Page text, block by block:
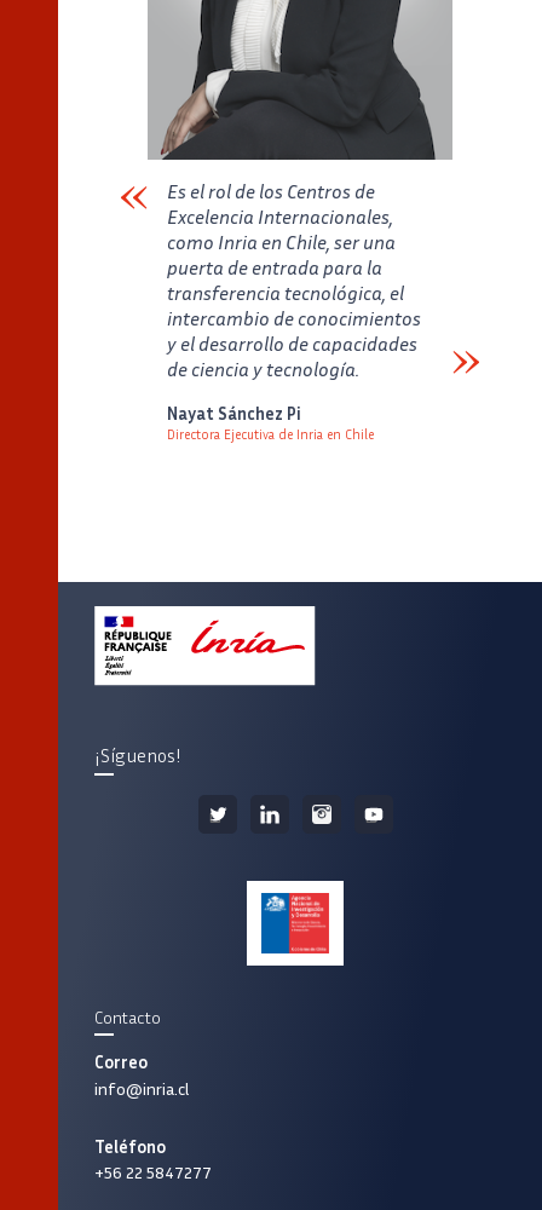
Es el rol de los Centros de
Excelencia Internacionales,
como Inria en Chile, ser una
puerta de entrada para la
transferencia tecnológica, el
intercambio de conocimientos
y el desarrollo de capacidades
de ciencia y tecnología.
Nayat Sánchez Pi
Directora Ejecutiva de Inria en Chile
¡Síguenos!
Contacto
Correo
info@inria.cl
Teléfono
+56 22 5847277